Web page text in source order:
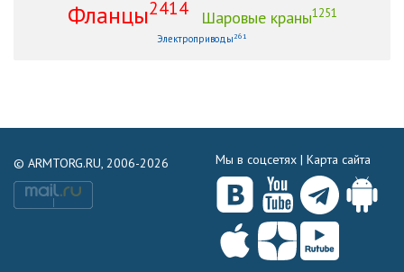
Фланцы2414 Шаровые краны1251
Электроприводы 261
© ARMTORG.RU, 2006-2026 Мы в соцсетях | Карта сайта